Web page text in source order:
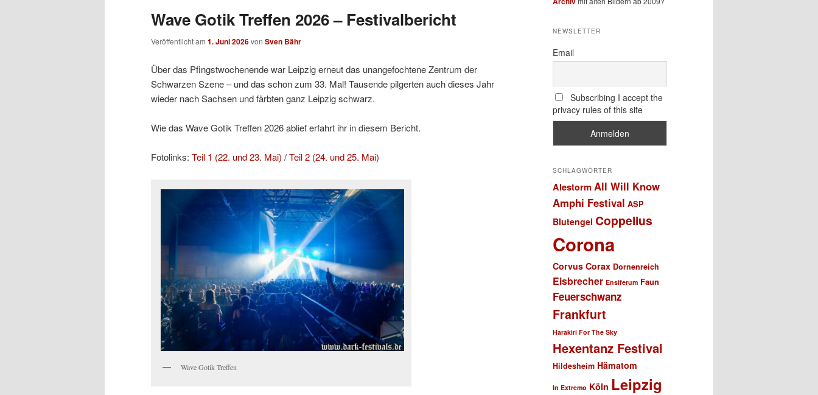
Wave Gotik Treffen 2026 – Festivalbericht
Veröffentlicht am 1. Juni 2026von Sven Bähr
Über das Pfingstwochenende war Leipzig erneut das unangefochtene Zentrum der
Schwarzen Szene – und das schon zum 33. Mal! Tausende pilgerten auch dieses Jahr
wieder nach Sachsen und färbten ganz Leipzig schwarz.
Wie das Wave Gotik Treffen 2026 ablief erfahrt ihr in diesem Bericht.
Fotolinks: Teil 1 (22. und 23. Mai) /Teil 2 (24. und 25. Mai)
Wave Gotik Treffen
NEWSLETTER
Email
Subscribing I accept the
privacy rules of this site
SCHLAGWÖRTER
Alestorm All Will Know
Amphi Festival ASP
Blutengel Coppelius
Corona
Corvus Corax Dornenreich
Eisbrecher Ensiferum Faun
Feuerschwanz
Frankfurt
Harakiri For The Sky
Hexentanz Festival
Hildesheim Hämatom
In Extremo Köln Leipzig